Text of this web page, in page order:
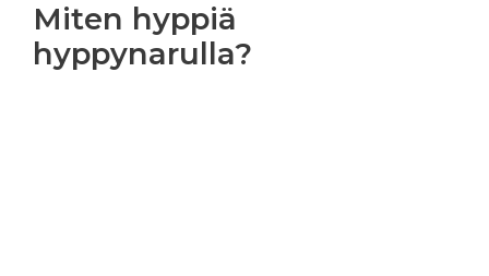
Miten hyppiä
hyppynarulla?